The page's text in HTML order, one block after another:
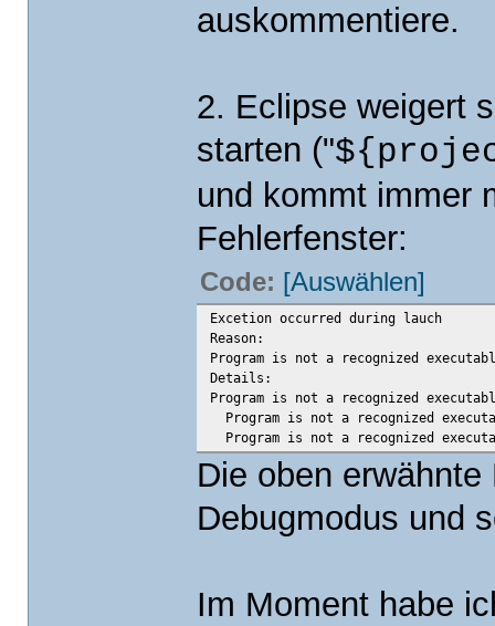
auskommentiere.
2. Eclipse weigert
starten ("
und kommt immer
Fehlerfenster:
Code: [Auswählen]
Excetion occurred during lauch
Reason:
Program is not a recognized
Details:
Program is not a recognized
Program is not a recognized
Program is not a recognized
Die oben
Debugmodus und
Im Moment habe